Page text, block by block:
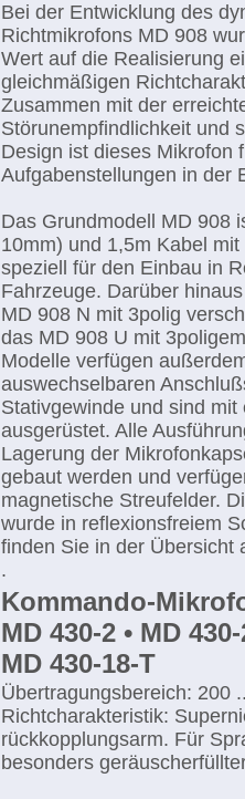
Bei der Entwicklung des
Richtmikrofons MD 908
Wert auf die Realisierung
gleichmäßigen
Zusammen mit der
Störunempfindlichkeit und
Design ist dieses Mikrofon
Aufgabenstellungen in der
Das Grundmodell MD 908
10mm) und 1,5m Kabel
speziell für den Einbau in
Fahrzeuge. Darüber
MD 908 N mit 3polig
das MD 908 U mit
Modelle verfügen
auswechselbaren
Stativgewinde und sind
ausgerüstet. Alle
Lagerung der
gebaut werden und
magnetische Streufelder.
wurde in reflexionsfreiem
finden Sie in der Übersicht
.
Kommando-
MD 430-2 • MD
MD 430-18-T
Übertragungsbereich: 200
Richtcharakteristik:
rückkopplungsarm. Für
besonders